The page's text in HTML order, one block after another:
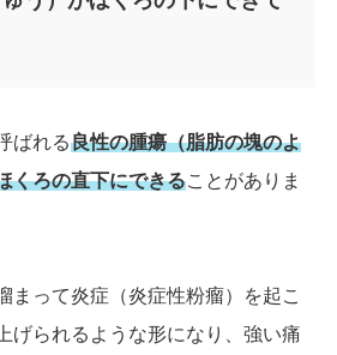
ばれる良性の腫瘍（脂肪の塊のよ
くろの直下にできることがありま
まって炎症（炎症性粉瘤）を起こ
げられるような形になり、強い痛